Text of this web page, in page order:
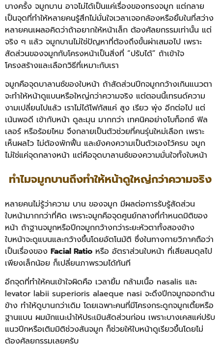
บางครั้ง จมูกบาน อาจไม่ได้เป็นแค่เรื่องของทรงจมูก แต่กลาย
เป็นจุดที่ทำให้หลายคนรู้สึกไม่มั่นใจเวลาเจอกล้องหรือยิ้มในที่สว่าง
หลายคนเผลอคิดว่าถ้าอยากให้หน้าเล็ก ต้องศัลยกรรมเท่านั้น แต่
จริง ๆ แล้ว จมูกบานไม่ใช่ปัญหาที่ต้องถึงขั้นผ่าเสมอไป เพราะ
สัดส่วนของจมูกกับโครงหน้าเป็นสิ่งที่ “ปรับได้” ถ้าเข้าใจ
โครงสร้างและเลือกวิธีที่เหมาะกับเรา
จมูกคือจุดบาลานซ์ของใบหน้า ถ้าสัดส่วนปีกจมูกกว้างเกินแนวตา
จะทำให้หน้าดูแบนหรือใหญ่กว่าความจริง แต่ตอนนี้เทรนด์ความ
งามเปลี่ยนไปแล้ว เราไม่ได้โฟกัสแค่ สูง เรียว พุ่ง อีกต่อไป แต่
เน้นพอดี เข้ากับหน้า ดูละมุน มากกว่า เทคนิคอย่างโบท็อกซ์ ฟิล
เลอร์ หรือร้อยไหม จึงกลายเป็นตัวช่วยที่คนรุ่นใหม่เลือก เพราะ
เห็นผลไว ไม่ต้องพักฟื้น และยังคงความเป็นตัวเองไว้ครบ จมูก
ไม่ใช่แค่จุดกลางหน้า แต่คือจุดบาลานซ์ของความมั่นใจทั้งใบหน้า
ทำไมจมูกบานถึงทำให้หน้าดูใหญ่กว่าความจริง
หลายคนไม่รู้ว่าความ บาน ของจมูก มีผลต่อการรับรู้สัดส่วน
ใบหน้ามากกว่าที่คิด เพราะจมูกคือจุดศูนย์กลางที่กำหนดมิติของ
หน้า ถ้าฐานจมูกหรือปีกจมูกกว้างกว่าระยะหัวตาทั้งสองข้าง
ใบหน้าจะดูแบนและกว้างขึ้นโดยอัตโนมัติ ซึ่งในทางกายวิภาคถือว่า
เป็นเรื่องของ Facial Ratio หรือ อัตราส่วนใบหน้า ที่เสียสมดุลไป
เพียงเล็กน้อย ก็เปลี่ยนภาพรวมได้ทันที
อีกจุดที่ทำให้คนเข้าใจผิดคือ เวลายิ้ม กล้ามเนื้อ nasalis และ
levator labii superioris alaeque nasi จะดึงปีกจมูกออกด้าน
ข้าง ทำให้ดูบานกว่าเดิม โดยเฉพาะคนที่มีโครงกระดูกจมูกเตี้ยหรือ
ฐานแบน ผมมักแนะนำให้ประเมินสัดส่วนก่อน เพราะบางเคสแค่ปรับ
แนวปีกหรือเติมมิติช่วงสันจมูก ก็ช่วยให้ใบหน้าดูเรียวขึ้นโดยไม่
ต้องศัลยกรรมเลยครับ